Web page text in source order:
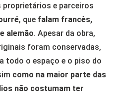
proprietários e parceiros
, que falam francês,
alemão. Apesar da obra,
foram conservadas,
todo o espaço e o piso do
como na maior parte das
não costumam ter